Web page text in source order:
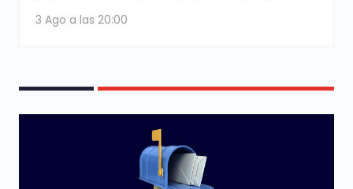
3 Ago a las 20:00